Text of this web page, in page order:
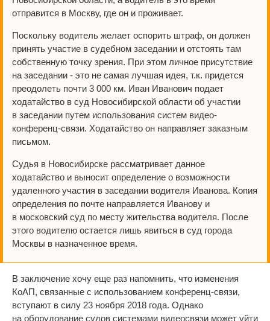
отправится в Москву, где он и проживает.
Поскольку водитель желает оспорить штраф, он должен
принять участие в судебном заседании и отстоять там
собственную точку зрения. При этом личное присутствие
на заседании - это не самая лучшая идея, т.к. придется
преодолеть почти 3 000 км. Иван Иванович подает
ходатайство в суд Новосибирской области об участии
в заседании путем использования систем видео-
конференц-связи. Ходатайство он направляет заказным
письмом.
Судья в Новосибирске рассматривает данное
ходатайство и выносит определение о возможности
удаленного участия в заседании водителя Иванова. Копия
определения по почте направляется Иванову и
в московский суд по месту жительства водителя. После
этого водителю остается лишь явиться в суд города
Москвы в назначенное время.
В заключение хочу еще раз напомнить, что изменения
КоАП, связанные с использованием конференц-связи,
вступают в силу 23 ноября 2018 года. Однако
на оборудование судов системами видеосвязи может уйти